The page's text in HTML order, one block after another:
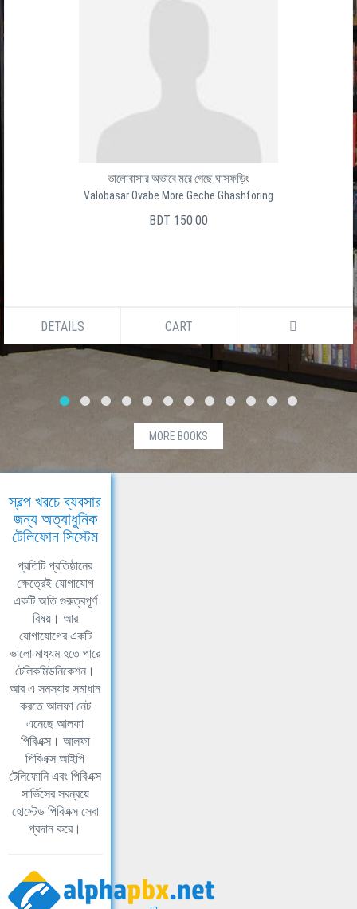
ভালোবাসার অভাবে মরে গেছে ঘাসফড়িং
Valobasar Ovabe More Geche Ghashforing
BDT 150.00
DETAILS CART
MORE BOOKS
স্বল্প খরচে ব্যবসার
জন্য অত্যাধুনিক
টেলিফোন সিস্টেম
প্রতিটি প্রতিষ্ঠানের
ক্ষেত্রেই যোগাযোগ
একটি অতি গুরুত্বপূর্ণ
বিষয়। আর
যোগাযোগের একটি
ভালো মাধ্যম হতে পারে
টেলিকমিউনিকেশন।
আর এ সমস্যার সমাধান
করতে আলফা নেট
এনেছে আলফা
পিবিএক্স। আলফা
পিবিএক্স আইপি
টেলিফোনি এবং পিবিএক্স
সার্ভিসের সবন্বয়ে
হোস্টেড পিবিএক্স সেবা
প্রদান করে।